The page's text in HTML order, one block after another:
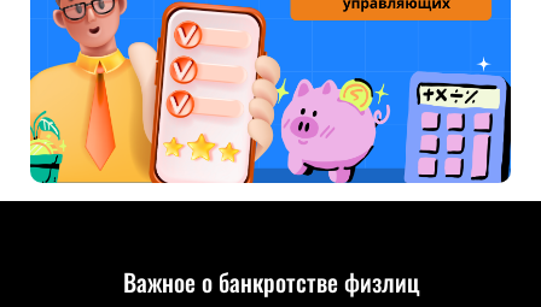
Важное о банкротстве физлиц